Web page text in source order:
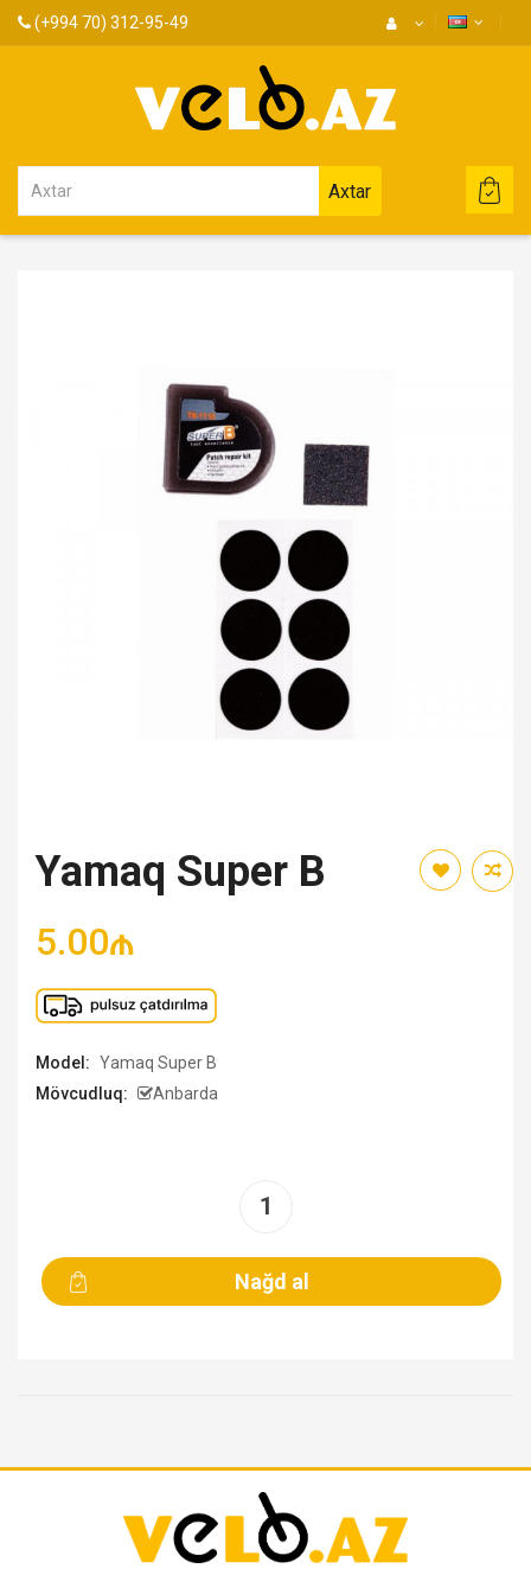
(+994 70) 312-95-49
Axtar
Yamaq Super B
5.00₼
Model: Yamaq Super B
Mövcudluq:
Anbarda